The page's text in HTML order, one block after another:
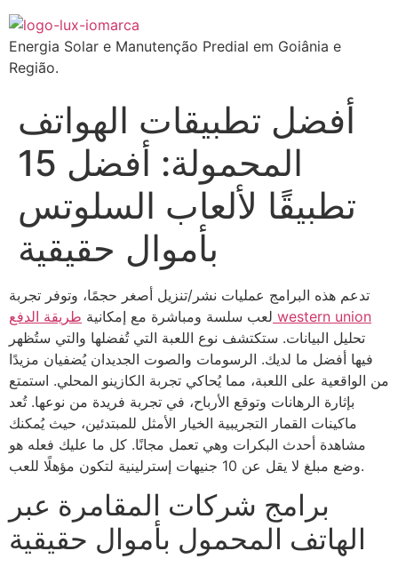
Energia Solar e Manutenção Predial em Goiânia e
Região.
أفضل تطبيقات الهواتف
المحمولة: أفضل 15
تطبيقًا لألعاب السلوتس
بأموال حقيقية
تدعم هذه البرامج عمليات نشر/تنزيل أصغر حجمًا، وتوفر تجربة
لعب سلسة ومباشرة مع إمكانية طريقة الدفع western union
تحليل البيانات. ستكتشف نوع اللعبة التي تُفضلها والتي ستُظهر
فيها أفضل ما لديك. الرسومات والصوت الجديدان يُضفيان مزيدًا
من الواقعية على اللعبة، مما يُحاكي تجربة الكازينو المحلي. استمتع
بإثارة الرهانات وتوقع الأرباح، في تجربة فريدة من نوعها.تُعد
ماكينات القمار التجريبية الخيار الأمثل للمبتدئين، حيث يُمكنك
مشاهدة أحدث البكرات وهي تعمل مجانًا. كل ما عليك فعله هو
وضع مبلغ لا يقل عن 10 جنيهات إسترلينية لتكون مؤهلًا للعب.
برامج شركات المقامرة عبر
الهاتف المحمول بأموال حقيقية